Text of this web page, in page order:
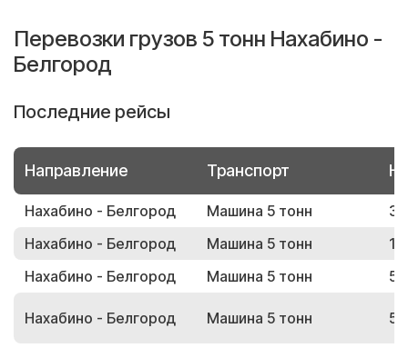
Перевозки грузов 5 тонн Нахабино -
Белгород
Последние рейсы
Направление Транспорт
Нахабино - Белгород Машина 5 тонн
Нахабино - Белгород
Машина 5 тонн
Нахабино - Белгород
Машина 5 тонн
Нахабино - Белгород Машина 5 тонн